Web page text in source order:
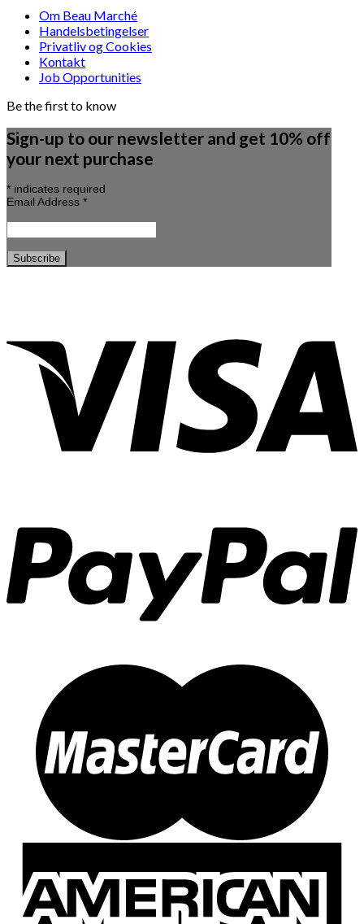
Om Beau Marché
Handelsbetingelser
Privatliv og Cookies
Kontakt
Job Opportunities
Be the first to know
Sign-up to our newsletter and get 10% off
your next purchase
* indicates required
Email Address *